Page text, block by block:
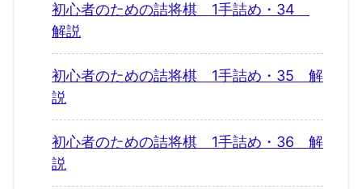
初心者のための詰将棋 1手詰め・34
解説
初心者のための詰将棋 1手詰め・35 解
説
初心者のための詰将棋 1手詰め・36 解
説